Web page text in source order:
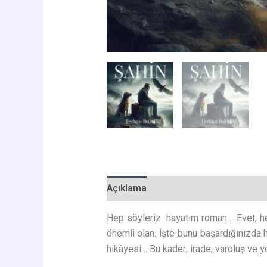
Açıklama
Hep söyleriz: hayatım roman… Evet,
önemli olan. İşte bunu
hikâyesi… Bu kader, irade, varoluş ve